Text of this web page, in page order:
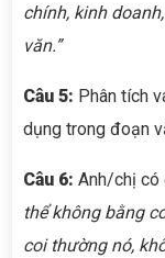
chính, kinh
văn.”
Câu 5: Phân tích
dụng trong đoạn
Câu 6: Anh/chị có
thể không bằng
coi thường nó,